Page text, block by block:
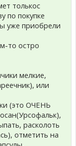
толькос
по покупке
уже приобрели
то остро
мелкие,
или
(это ОЧЕНЬ
расколоть
отметить на